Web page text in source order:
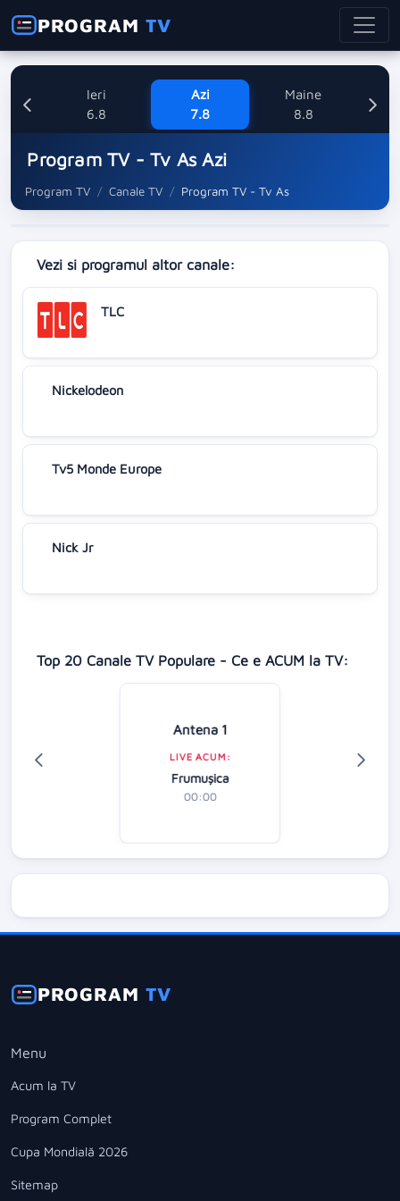
PROGRAMTV
Ieri
6.8
Azi
7.8
Maine
8.8
Program TV - Tv As Azi
Program TV Canale TV Program TV - Tv As
Vezi si programul altor canale:
TLC
Nickelodeon
Tv5 Monde Europe
Nick Jr
Top 20 Canale TV Populare - Ce e ACUM la TV:
Antena 1
LIVE ACUM:
Frumușica
00:00
PROGRAMTV
Menu
Acum la TV
Program Complet
Cupa Mondială 2026
Sitemap